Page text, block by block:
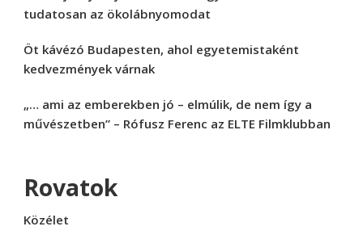
tudatosan az ökolábnyomodat
Öt kávézó Budapesten, ahol egyetemistaként
kedvezmények várnak
„… ami az emberekben jó – elmúlik, de nem így a
művészetben” – Rófusz Ferenc az ELTE Filmklubban
Rovatok
Közélet